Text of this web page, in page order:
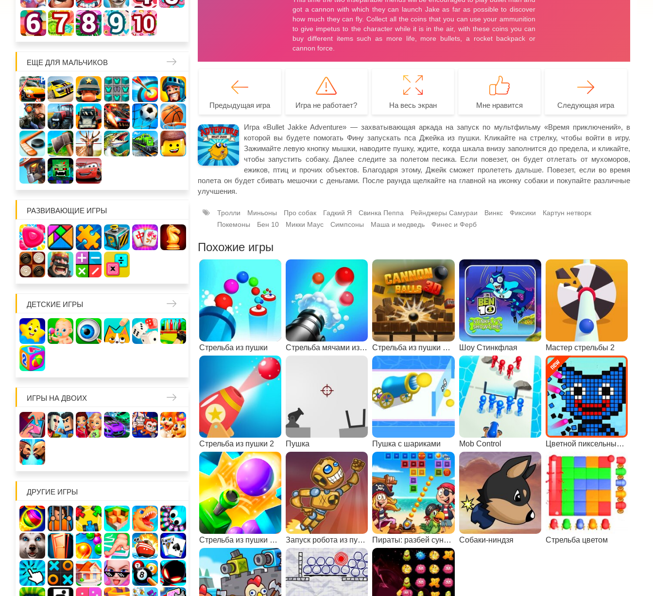
ЕЩЕ ДЛЯ МАЛЬЧИКОВ
РАЗВИВАЮЩИЕ ИГРЫ
ДЕТСКИЕ ИГРЫ
ИГРЫ НА ДВОИХ
ДРУГИЕ ИГРЫ
Предыдущая игра Игра не работает? На весь экран Мне нравится Следующая игра
Игра «Bullet Jakke Adventure» — захватывающая аркада на запуск по мультфильму «Время приключений», в
которой вы будете помогать Фину запускать пса Джейка из пушки. Кликайте на стрелку, чтобы войти в игру.
Зажимайте левую кнопку мышки, наводите пушку, ждите, когда шкала внизу заполнится до предела, и кликайте,
чтобы запустить собаку. Далее следите за полетом песика. Если повезет, он будет отлетать от мухоморов,
ежиков, птиц и прочих объектов. Благодаря этому, Джейк сможет пролететь дальше. Повезет, если во время
полета он будет сбивать мешочки с деньгами. После раунда щелкайте на главной на иконку собаки и покупайте различные
улучшения.
Тролли Миньоны Про собак Гадкий Я Свинка Пеппа Рейнджеры Самураи Винкс Фиксики
Картун нетворк
Покемоны
Бен 10 Микки Маус Симпсоны Маша и медведь Финес и Ферб
Похожие игры
Стрельба из пушки Стрельба мячами из пушки Стрельба из пушки по конструкциям Шоу Стинкфлая Мастер стрельбы 2
Стрельба из пушки 2 Пушка Пушка с шариками Mob Control Цветной пиксельный шутер
Стрельба из пушки по мишеням Запуск робота из пушки Пираты: разбей сундуки Собаки-ниндзя Стрельба цветом